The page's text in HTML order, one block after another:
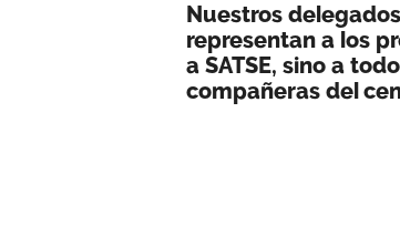
Nuestros
representan a los
a SATSE, sino a
compañeras del